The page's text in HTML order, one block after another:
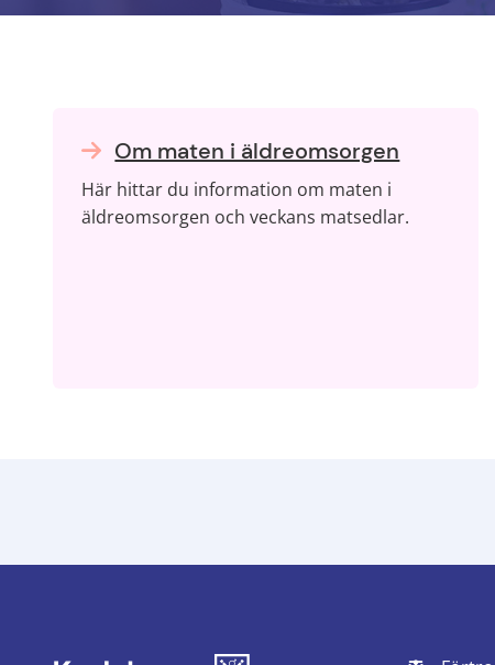
Om maten i äldreomsorgen
Här hittar du information om maten i
äldreomsorgen och veckans matsedlar.